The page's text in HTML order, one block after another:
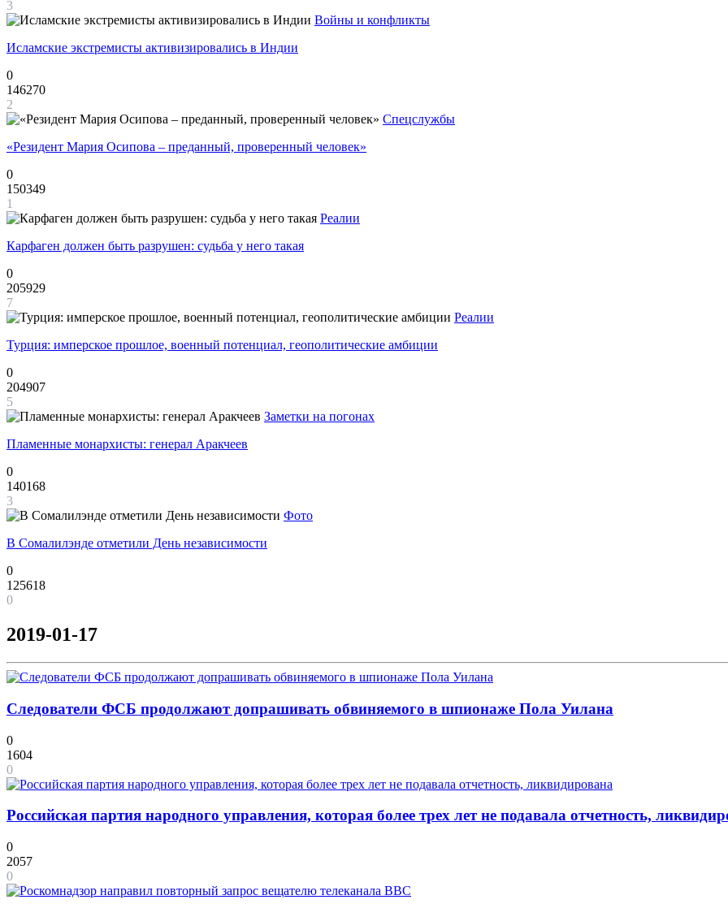
3
Войны и конфликты
Исламские экстремисты активизировались в Индии
0
146270
2
Спецслужбы
«Резидент Мария Осипова – преданный, проверенный человек»
0
150349
1
Реалии
Карфаген должен быть разрушен: судьба у него такая
0
205929
7
Реалии
Турция: имперское прошлое, военный потенциал, геополитические амбиции
0
204907
5
Заметки на погонах
Пламенные монархисты: генерал Аракчеев
0
140168
3
Фото
В Сомалилэнде отметили День независимости
0
125618
0
2019-01-17
Следователи ФСБ продолжают допрашивать обвиняемого в шпионаже Пола Уилана
0
1604
0
Российская партия народного управления, которая более трех лет не подавала отчетность,
0
2057
0